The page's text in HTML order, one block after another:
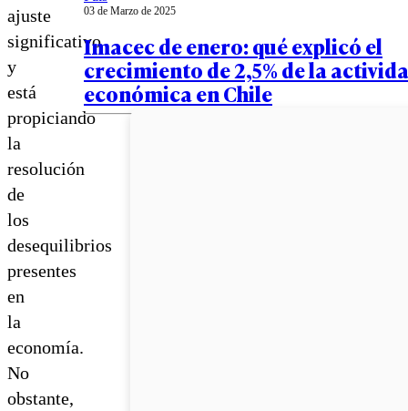
ajuste
significativo
y
está
propiciando
la
resolución
de
los
desequilibrios
presentes
en
la
economía.
No
obstante,
03 de Marzo de 2025
Imacec de enero: qué explicó el
crecimiento de 2,5% de la
económica en Chile